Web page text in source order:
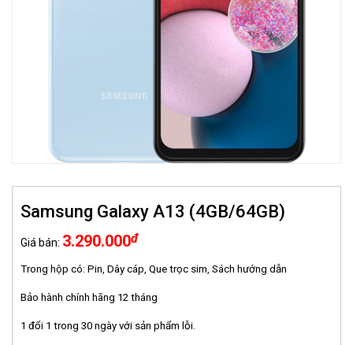
Samsung Galaxy A13 (4GB/64GB)
Giá bán: 3.290.000đ
Trong hộp có: Pin, Dây cáp, Que trọc sim, Sách hướng dẫn
Bảo hành chính hãng 12 tháng
1 đổi 1 trong 30 ngày với sản phẩm lỗi.